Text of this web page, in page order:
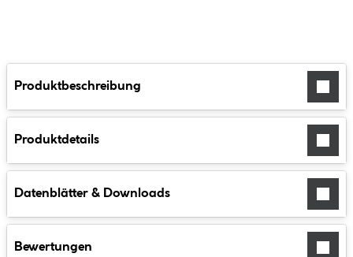
Produktbeschreibung
Produktdetails
Datenblätter & Downloads
Bewertungen